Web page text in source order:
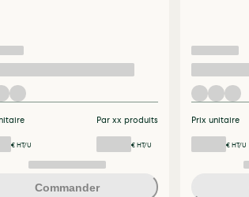
€ HT/U
Par xx produits
€ HT/U
Commander
Prix unitaire
€ HT/U